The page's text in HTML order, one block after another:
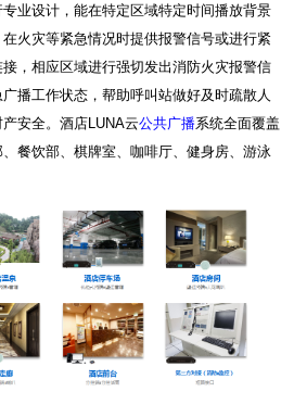
业设计，能在特定区域特定时间播放背景
火灾等紧急情况时提供报警信号或进行紧
，相应区域进行强切发出消防火灾报警信
播工作状态，帮助呼叫站做好及时疏散人
安全。酒店LUNA云公共广播系统全面覆盖
餐饮部、棋牌室、咖啡厅、健身房、游泳